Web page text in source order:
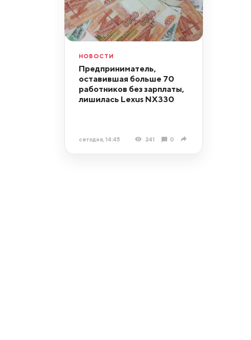
НОВОСТИ
Предприниматель,
оставившая больше 70
работников без зарплаты,
лишилась Lexus NX330
сегодня, 14:45 241 0